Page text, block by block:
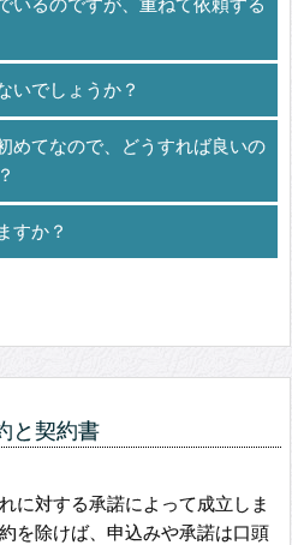
いでしょうか？
めてなので、どうすれば良いの
すか？
と契約書
に対する承諾によって成立しま
を除けば、申込みや承諾は口頭